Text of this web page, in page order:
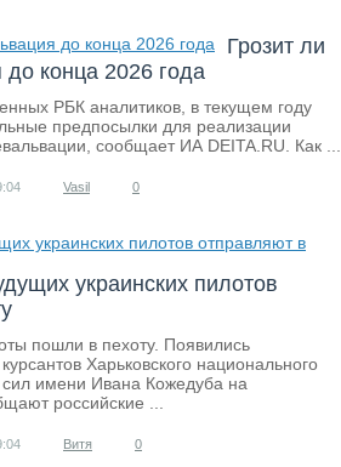
Грозит ли
конца 2026 года
РБК аналитиков, в текущем году
предпосылки для реализации
сообщает ИА DEITA.RU. Как ...
Vasil 0
украинских пилотов
пошли в пехоту. Появились
Харьковского национального
сил имени Ивана Кожедуба на
российские ...
Витя 0